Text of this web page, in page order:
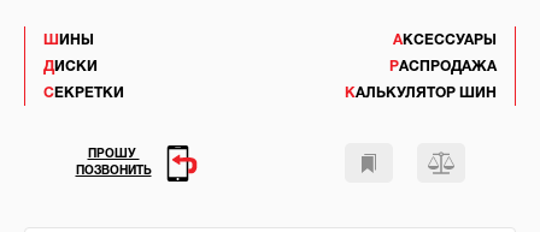
ШИНЫ
ДИСКИ
СЕКРЕТКИ
АКСЕССУАРЫ
РАСПРОДАЖА
КАЛЬКУЛЯТОР ШИН
ПРОШУ
ПОЗВОНИТЬ